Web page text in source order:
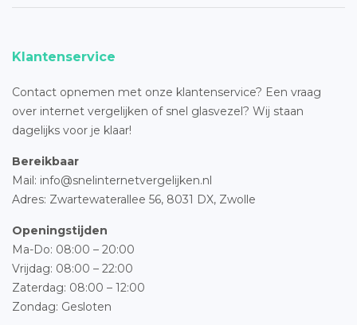
Klantenservice
Contact opnemen met onze klantenservice? Een vraag
over internet vergelijken of snel glasvezel? Wij staan
dagelijks voor je klaar!
Bereikbaar
Mail: info@snelinternetvergelijken.nl
Adres: Zwartewaterallee 56, 8031 DX, Zwolle
Openingstijden
Ma-Do: 08:00 – 20:00
Vrijdag: 08:00 – 22:00
Zaterdag: 08:00 – 12:00
Zondag: Gesloten